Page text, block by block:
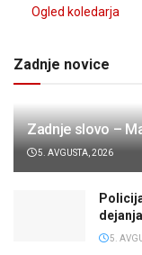
Ogled koledarja
Zadnje novice
Zadnje slovo –
5. AVGUSTA, 2026
dejanja
5.